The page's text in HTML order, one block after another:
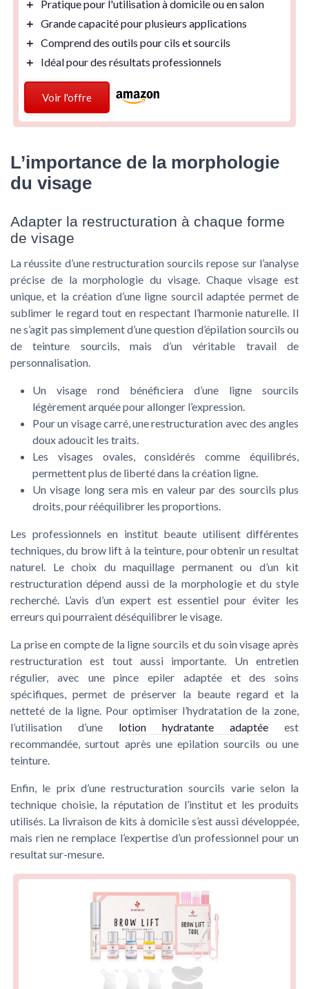
＋ Pratiquepour l'utilisation à domicile ou en salon
＋ Grande capacitépour plusieurs applications
＋ Comprenddes outils pour cils et sourcils
＋
Idéalpour des résultats professionnels
Voir l'offre
L’importance de la morphologie
du visage
Adapter la restructuration à chaque forme
de visage
La réussite d’une restructuration sourcils repose sur l’analyse
précise de la morphologie du visage. Chaque visage est
unique, et la création d’une ligne sourcil adaptée permet de
sublimer le regard tout en respectant l’harmonie naturelle. Il
ne s’agit pas simplement d’une question d’épilation sourcils ou
de teinture sourcils, mais d’un véritable travail de
personnalisation.
Un visage rond bénéficiera d’une ligne sourcils
légèrement arquée pour allonger l’expression.
Pour un visage carré, une restructuration avec des angles
doux adoucit les traits.
Les visages ovales, considérés comme équilibrés,
permettent plus de liberté dans la création ligne.
Un visage long sera mis en valeur par des sourcils plus
droits, pour rééquilibrer les proportions.
Les professionnels en institut beaute utilisent différentes
techniques, du brow lift à la teinture, pour obtenir un resultat
naturel. Le choix du maquillage permanent ou d’un kit
restructuration dépend aussi de la morphologie et du style
recherché. L’avis d’un expert est essentiel pour éviter les
erreurs qui pourraient déséquilibrer le visage.
La prise en compte de la ligne sourcils et du soin visage après
restructuration est tout aussi importante. Un entretien
régulier, avec une pince epiler adaptée et des soins
spécifiques, permet de préserver la beaute regard et la
netteté de la ligne. Pour optimiser l’hydratation de la zone,
l’utilisation d’une lotion hydratante adaptée est
recommandée, surtout après une epilation sourcils ou une
teinture.
Enfin, le prix d’une restructuration sourcils varie selon la
technique choisie, la réputation de l’institut et les produits
utilisés. La livraison de kits à domicile s’est aussi développée,
mais rien ne remplace l’expertise d’un professionnel pour un
resultat sur-mesure.